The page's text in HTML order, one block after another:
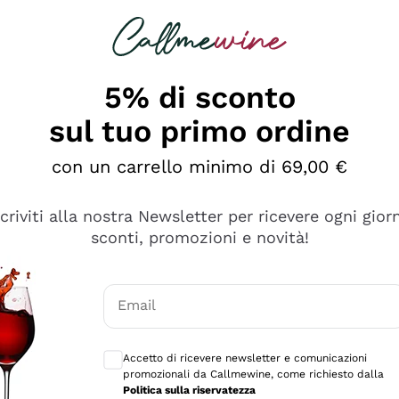
diversi e con un ampio range di prezzo. Le
5% di sconto
sul tuo primo ordine
con un carrello minimo di 69,00 €
alla nostra Newsletter per ricevere ogni
sconti, promozioni e novità!
Email
Accetto di ricevere newsletter e comunicazioni
promozionali da Callmewine, come richiesto dalla
Politica sulla riservatezza